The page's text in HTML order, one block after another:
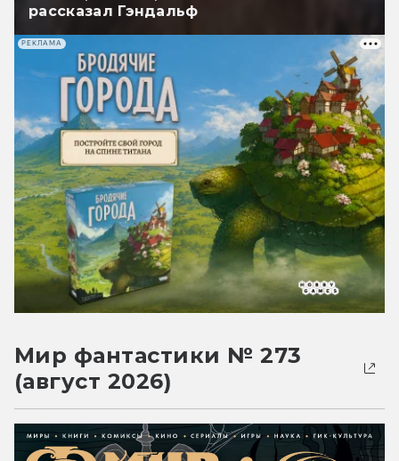
рассказал Гэндальф
РЕКЛАМА
Мир фантастики № 273
(август 2026)